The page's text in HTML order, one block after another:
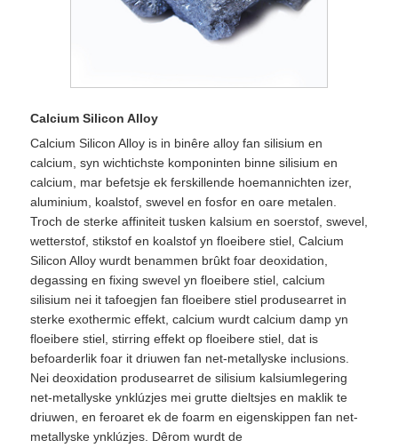
Calcium Silicon Alloy
Calcium Silicon Alloy is in binêre alloy fan silisium en
calcium, syn wichtichste komponinten binne silisium en
calcium, mar befetsje ek ferskillende hoemannichten izer,
aluminium, koalstof, swevel en fosfor en oare metalen.
Troch de sterke affiniteit tusken kalsium en soerstof, swevel,
wetterstof, stikstof en koalstof yn floeibere stiel, Calcium
Silicon Alloy wurdt benammen brûkt foar deoxidation,
degassing en fixing swevel yn floeibere stiel, calcium
silisium nei it tafoegjen fan floeibere stiel produsearret in
sterke exothermic effekt, calcium wurdt calcium damp yn
floeibere stiel, stirring effekt op floeibere stiel, dat is
befoarderlik foar it driuwen fan net-metallyske inclusions.
Nei deoxidation produsearret de silisium kalsiumlegering
net-metallyske ynklúzjes mei grutte dieltsjes en maklik te
driuwen, en feroaret ek de foarm en eigenskippen fan net-
metallyske ynklúzjes. Dêrom wurdt de